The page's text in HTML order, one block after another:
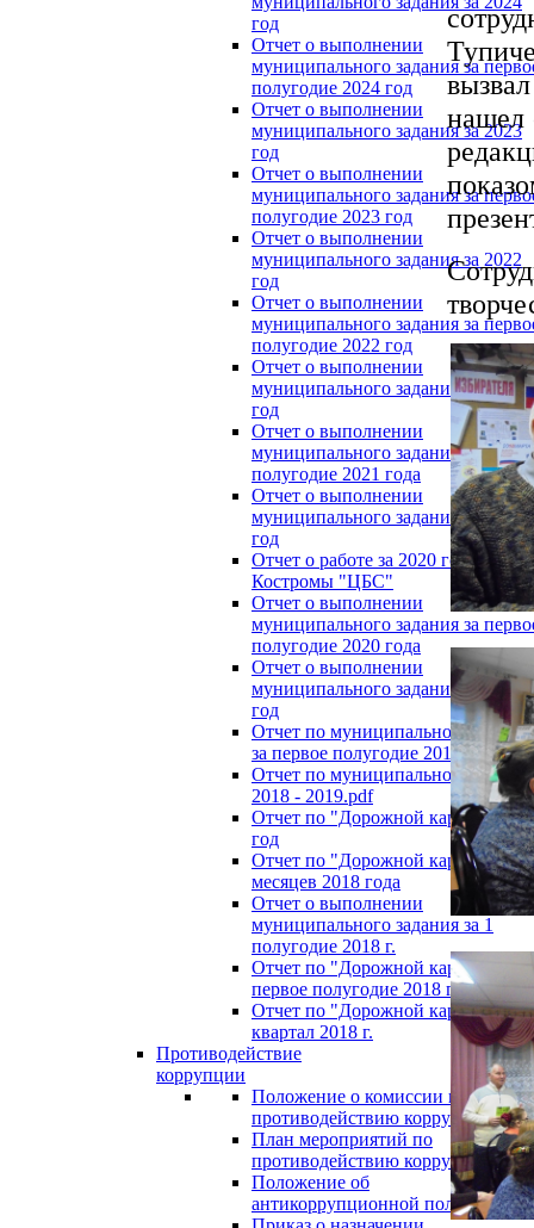
год
Отчет о выполнении
муниципального задания за
полугодие 2024 год
Отчет о выполнении
муниципального задания за 2023
год
Отчет о выполнении
муниципального задания за
полугодие 2023 год
Отчет о выполнении
муниципального задания за 2022
год
Отчет о выполнении
муниципального задания за
полугодие 2022 год
Отчет о выполнении
муниципального задания за 2021
год
Отчет о выполнении
муниципального задания за
полугодие 2021 года
Отчет о выполнении
муниципального задания за 2020
год
Отчет о работе за 2020 год МБУ г.
Костромы "ЦБС"
Отчет о выполнении
муниципального задания за
полугодие 2020 года
Отчет о выполнении
муниципального задания за 2019
год
Отчет по муниципальному
за первое полугодие 2019.pdf
Отчет по муниципальному
2018 - 2019.pdf
Отчет по "Дорожной карте" за
год
Отчет по "Дорожной карте" за 9
месяцев 2018 года
Отчет о выполнении
муниципального задания за 1
полугодие 2018 г.
Отчет по "Дорожной карте" за
первое полугодие 2018 года
Отчет по "Дорожной карте" за 1
квартал 2018 г.
Противодействие
коррупции
Положение о комиссии по
противодействию коррупции
План мероприятий по
противодействию коррупции
Положение об
антикоррупционной политике
нашел